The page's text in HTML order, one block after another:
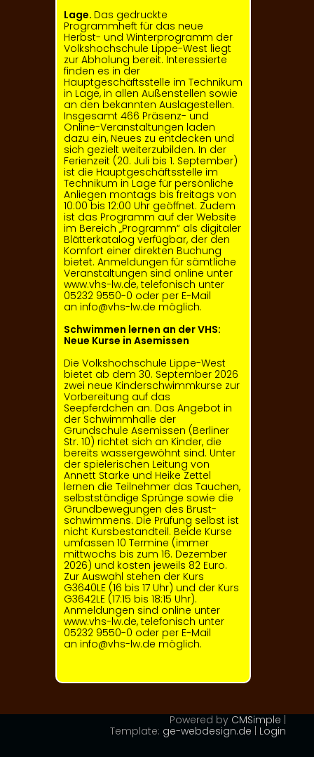
Lage. Das gedruckte
Programmheft für das neue
Herbst- und Winter­programm der
Volkshochschule Lippe-West liegt
zur Abholung bereit. Interessierte
finden es in der
Hauptgeschäftsstelle im Technikum
in Lage, in allen Außenstellen sowie
an den bekannten Auslagestellen.
Insgesamt 466 Präsenz- und
Online-Veranstaltungen laden
dazu ein, Neues zu entdecken und
sich gezielt weiterzubilden. In der
Ferienzeit (20. Juli bis 1. September)
ist die Hauptgeschäftsstelle im
Technikum in Lage für persönliche
Anliegen montags bis freitags von
10:00 bis 12:00 Uhr geöffnet. Zudem
ist das Programm auf der Website
im Bereich „Programm“ als digitaler
Blätterkatalog verfügbar, der den
Komfort einer direkten Buchung
bietet. Anmeldungen für sämtliche
Veranstaltungen sind online unter
www.vhs-lw.de, telefonisch unter
05232 9550-0 oder per E-Mail
an info@vhs-lw.de möglich.
Schwimmen lernen an der VHS:
Neue Kurse in Asemissen
Die Volkshochschule Lippe-West
bietet ab dem 30. September 2026
zwei neue Kinderschwimmkurse zur
Vorbereitung auf das
Seepferdchen an. Das Angebot in
der Schwimm­halle der
Grundschule Asemissen (Berliner
Str. 10) richtet sich an Kinder, die
bereits wassergewöhnt sind. Unter
der spielerischen Leitung von
Annett Starke und Heike Zettel
lernen die Teilnehmer das Tauchen,
selbstständige Sprünge sowie die
Grundbewegungen des Brust­
schwimmens. Die Prüfung selbst ist
nicht Kursbestandteil. Beide Kurse
umfassen 10 Termine (immer
mittwochs bis zum 16. Dezember
2026) und kosten jeweils 82 Euro.
Zur Auswahl stehen der Kurs
G3640LE (16 bis 17 Uhr) und der Kurs
G3642LE (17:15 bis 18:15 Uhr).
Anmeldungen sind online unter
www.vhs-lw.de, telefonisch unter
05232 9550-0 oder per E-Mail
an info@vhs-lw.de möglich.
Powered by CMSimple
Template: ge-webdesign.de Login